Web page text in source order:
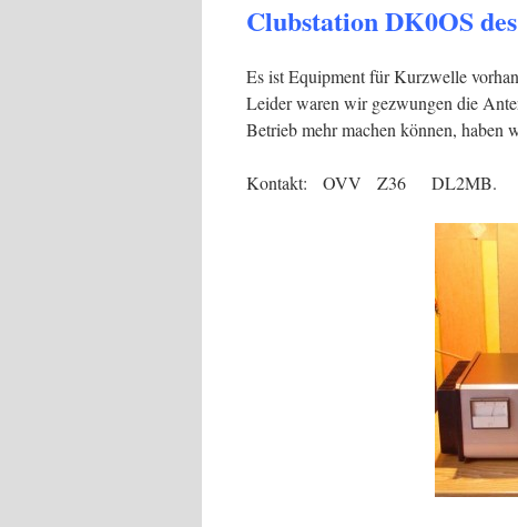
Clubstation DK0OS
Es ist Equipment für Kurzwelle
Leider waren wir gezwungen die
Betrieb mehr machen können, haben
Kontakt: OVV Z36 DL2MB.